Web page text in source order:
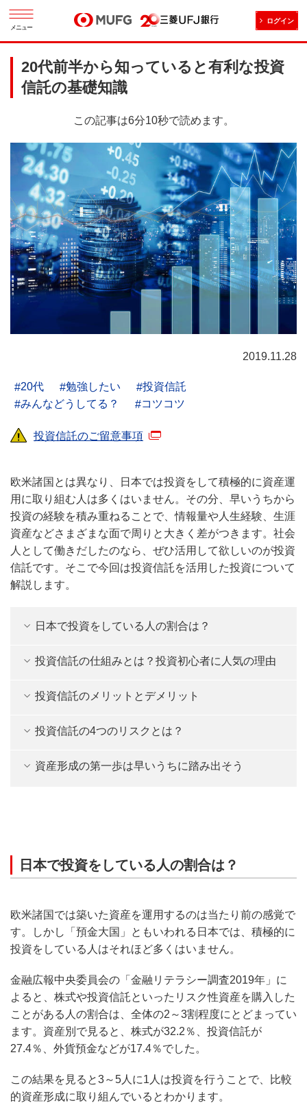
メニュー
ログイン
20代前半から知っていると有利な投資
信託の基礎知識
この記事は6分10秒で読めます。
2019.11.28
20代 勉強したい
投資信託
みんなどうしてる？
コツコツ
投資信託のご留意事項
欧米諸国とは異なり、日本では投資をして積極的に資産運
用に取り組む人は多くはいません。その分、早いうちから
投資の経験を積み重ねることで、情報量や人生経験、生涯
資産などさまざまな面で周りと大きく差がつきます。社会
人として働きだしたのなら、ぜひ活用して欲しいのが投資
信託です。そこで今回は投資信託を活用した投資について
解説します。
日本で投資をしている人の割合は？
投資信託の仕組みとは？投資初心者に人気の理由
投資信託のメリットとデメリット
投資信託の4つのリスクとは？
資産形成の第一歩は早いうちに踏み出そう
日本で投資をしている人の割合は？
欧米諸国では築いた資産を運用するのは当たり前の感覚で
す。しかし「預金大国」ともいわれる日本では、積極的に
投資をしている人はそれほど多くはいません。
金融広報中央委員会の「金融リテラシー調査2019年」に
よると、株式や投資信託といったリスク性資産を購入した
ことがある人の割合は、全体の2～3割程度にとどまってい
ます。資産別で見ると、株式が32.2％、投資信託が
27.4％、外貨預金などが17.4％でした。
この結果を見ると3～5人に1人は投資を行うことで、比較
的資産形成に取り組んでいるとわかります。